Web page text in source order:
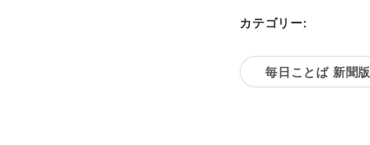
カテゴリー:
毎日ことば 新聞版